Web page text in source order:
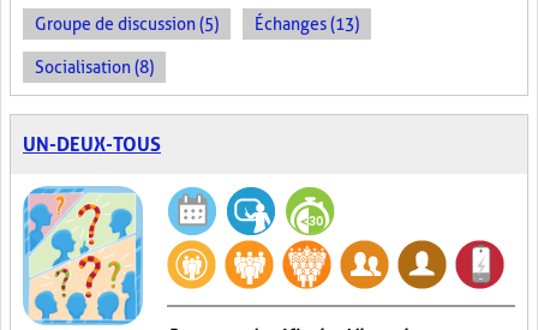
Groupe de discussion (5) Échanges (13)
Socialisation (8)
UN-DEUX-TOUS